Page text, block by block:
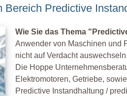
Predictive
Wie Sie das Thema
Anwender von Maschinen und
nicht auf Verdacht auswechseln.
Die Hoppe
Elektromotoren, Getriebe,
Predictive Instandhaltung /